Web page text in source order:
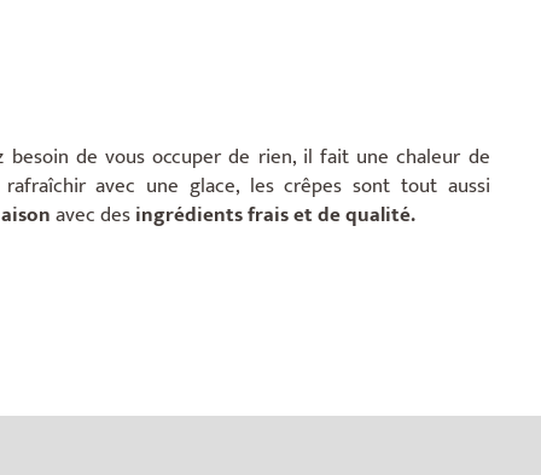
besoin de vous occuper de rien, il fait une chaleur de
avec une glace, les crêpes sont tout aussi
avec desingrédients frais et de qualité.